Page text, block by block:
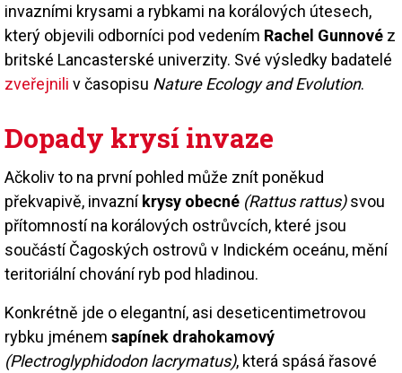
invazními krysami a rybkami na korálových útesech,
který objevili odborníci pod vedením Rachel Gunnové z
britské Lancasterské univerzity. Své výsledky badatelé
zveřejnili v časopisu Nature Ecology and Evolution.
Dopady krysí invaze
Ačkoliv to na první pohled může znít poněkud
překvapivě, invazníkrysy obecné (Rattus rattus)svou
přítomností na korálových ostrůvcích, které jsou
součástí Čagoských ostrovů v Indickém oceánu, mění
teritoriální chování ryb pod hladinou.
Konkrétně jde o elegantní, asi deseticentimetrovou
rybku jménem sapínek drahokamový
(Plectroglyphidodon lacrymatus), která spásá řasové